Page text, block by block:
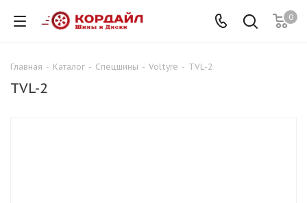
0
Главная - Каталог - Спецшины - Voltyre - TVL-2
TVL-2